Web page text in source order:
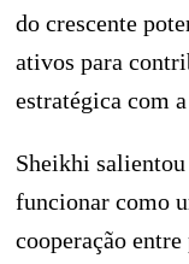
do crescente
ativos para
estratégica com
Sheikhi
funcionar como
cooperação